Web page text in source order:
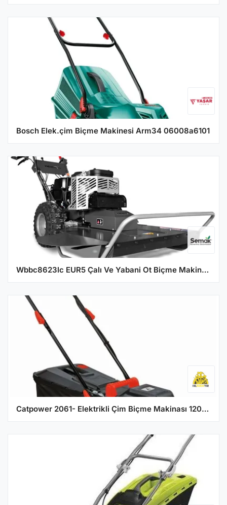
Bosch Elek.çim Biçme Makinesi Arm34 06008a6101
Wbbc8623lc EUR5 Çalı Ve Yabani Ot Biçme Makinesi Loncın 2P80F
Catpower 2061- Elektrikli Çim Biçme Makinası 1200W